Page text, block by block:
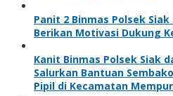
Panit 2 Binmas Polsek
Berikan Motivasi Dukung
Kanit Binmas Polsek Siak
Salurkan Bantuan
Pipil di Kecamatan